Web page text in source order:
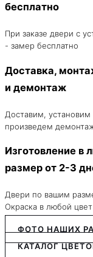
бесплатно
При заказе двери с
- замер бесплатно
Доставка,
и демонтаж
Доставим, установим
произведем
Изготовление в
размер от 2-3
Двери по вашим
Окраска в любой цвет
ФОТО НАШИХ
КАТАЛОГ